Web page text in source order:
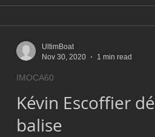
Kévin Escoffier
balise
IMOCA60
UltimBoat
Nov 30, 2020
1 min read